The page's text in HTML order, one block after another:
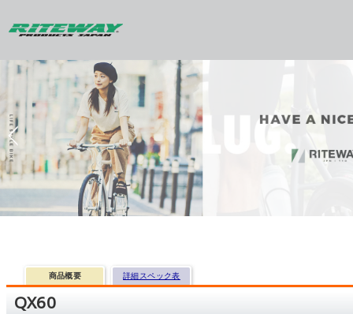
商品概要 詳細スペック表
QX60